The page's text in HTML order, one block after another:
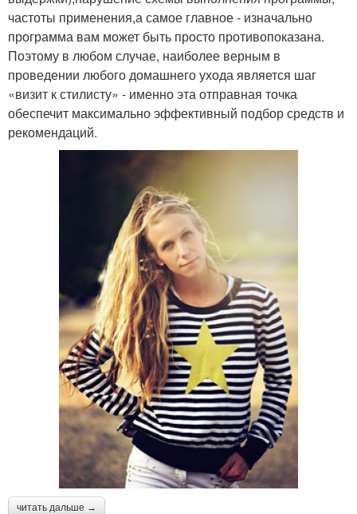
частоты применения,а самое главное - изначально
программа вам может быть просто противопоказана.
Поэтому в любом случае, наиболее верным в
проведении любого домашнего ухода является шаг
«визит к стилисту» - именно эта отправная точка
обеспечит максимально эффективный подбор средств и
рекомендаций.
читать дальше →